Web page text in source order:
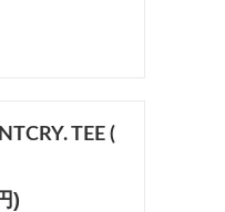
TEE (
)